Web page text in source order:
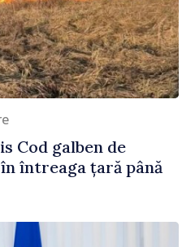
Cod galben de
întreaga țară până